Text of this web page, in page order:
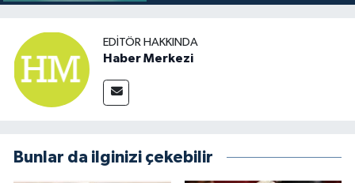
EDITÖR HAKKINDA
Haber Merkezi
Bunlar da ilginizi çekebilir